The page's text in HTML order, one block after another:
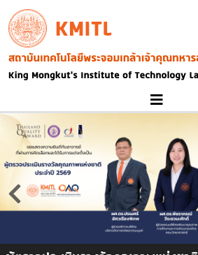
Skip to main content
KMITL
Image